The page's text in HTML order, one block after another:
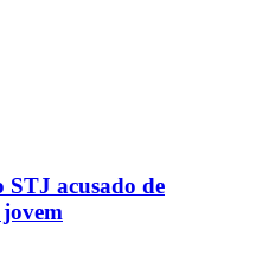
STJ acusado de
jovem